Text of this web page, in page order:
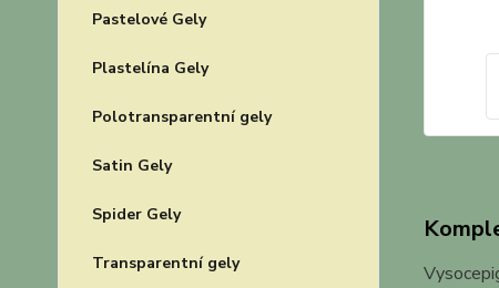
Pastelové Gely
Plastelína Gely
Polotransparentní gely
Satin Gely
Spider Gely
Transparentní gely